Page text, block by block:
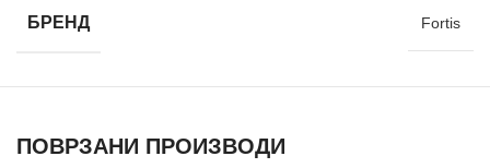
БРЕНД Fortis
ПОВРЗАНИ ПРОИЗВОДИ